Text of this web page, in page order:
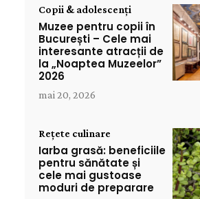
Copii & adolescenți
Muzee pentru copii în
București – Cele mai
interesante atracții de
la „Noaptea Muzeelor”
2026
mai 20, 2026
Rețete culinare
Iarba grasă: beneficiile
pentru sănătate și
cele mai gustoase
moduri de preparare